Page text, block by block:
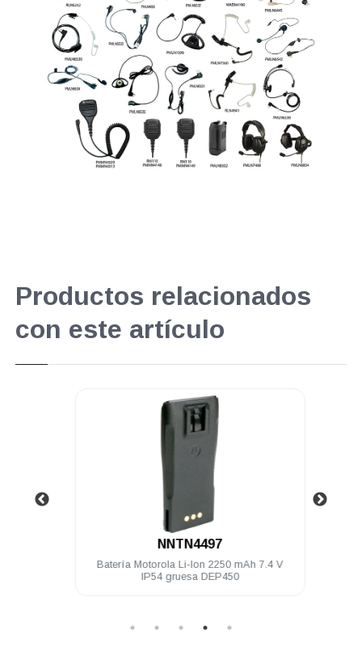
Productos relacionados
con este artículo
NNTN4497
Batería Motorola Li-Ion 2250 mAh 7.4 V
IP54 gruesa DEP450